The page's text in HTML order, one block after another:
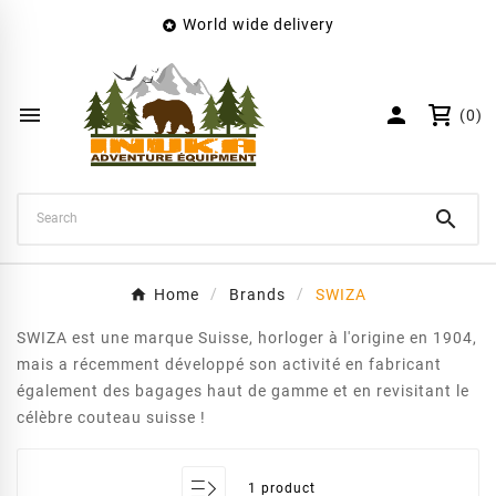
 World wide delivery
  (0)

Home Brands SWIZA
SWIZA est une marque Suisse, horloger à l'origine en 1904,
mais a récemment développé son activité en fabricant
également des bagages haut de gamme et en revisitant le
célèbre couteau suisse !
1 product
Wishlist name